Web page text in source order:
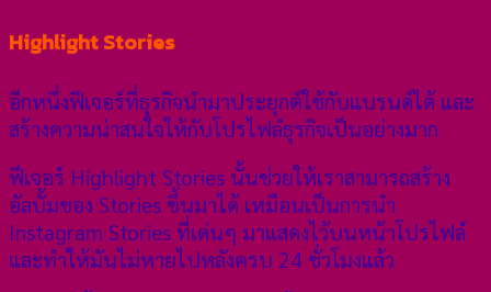
Highlight Stories
อีกหนึ่งฟีเจอร์ที่ธุรกิจนำมาประยุกต์ใช้กับแบรนด์ได้ และ
สร้างความน่าสนใจให้กับโปรไฟล์ธุรกิจเป็นอย่างมาก
ฟีเจอร์ Highlight Stories นั้นช่วยให้เราสามารถสร้าง
อัลบั้มของ Stories ขึ้นมาได้ เหมือนเป็นการนำ
Instagram Stories ที่เด่นๆ มาแสดงไว้บนหน้าโปรไฟล์
และทำให้มันไม่หายไปหลังครบ 24 ชั่วโมงแล้ว